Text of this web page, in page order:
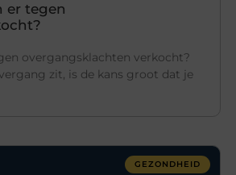
er tegen
overgangsklachten verkocht?
zit, is de kans groot dat je
GEZONDHEID